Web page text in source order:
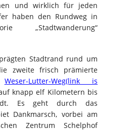
und wirklich für jeden
haben den Rundweg in
„Stadtwanderung“
Stadtrand rund um
zweite frisch prämierte
Weser-Lutter-Weg(link is
knapp elf Kilometern bis
Es geht durch das
Dankmarsch, vorbei am
Zentrum Schelphof